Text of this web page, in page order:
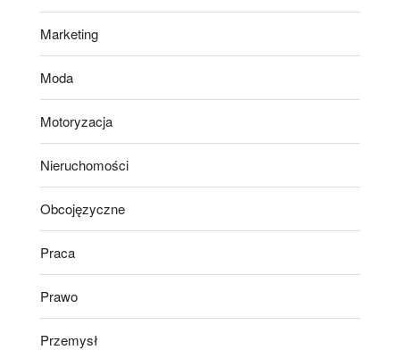
Marketing
Moda
Motoryzacja
Nieruchomości
Obcojęzyczne
Praca
Prawo
Przemysł